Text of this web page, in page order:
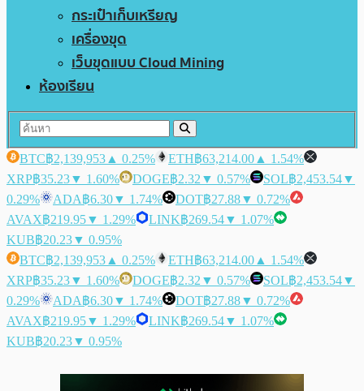
กระเป๋าเก็บเหรียญ
เครื่องขุด
เว็บขุดแบบ Cloud Mining
ห้องเรียน
BTC฿2,139,953 ▲ 0.25% ETH฿63,214.00 ▲ 1.54%
XRP฿35.23▼ 1.60% DOGE฿2.32 ▼ 0.57% SOL฿2,453.54▼
0.29%
ADA฿6.30▼ 1.74% DOT฿27.88▼ 0.72%
AVAX฿219.95▼ 1.29% LINK฿269.54▼ 1.07%
KUB฿20.23▼ 0.95%
BTC฿2,139,953 ▲ 0.25% ETH฿63,214.00 ▲ 1.54%
XRP฿35.23▼ 1.60% DOGE฿2.32 ▼ 0.57% SOL฿2,453.54▼
0.29%
ADA฿6.30▼ 1.74% DOT฿27.88▼ 0.72%
AVAX฿219.95▼ 1.29% LINK฿269.54▼ 1.07%
KUB฿20.23▼ 0.95%